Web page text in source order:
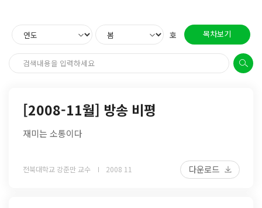
호 목차보기
[2008-11월] 방송 비평
재미는 소통이다
전북대학교 강준만 교수 2008 11 다운로드